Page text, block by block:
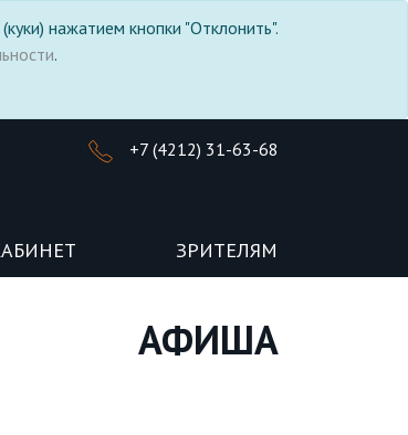
нажатием кнопки "Отклонить".
.
+7 (4212) 31-63-68
ЗРИТЕЛЯМ
АФИША